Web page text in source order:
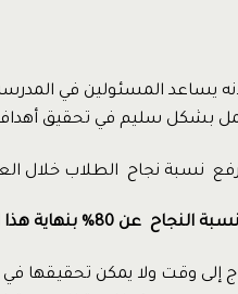
المسئولين في المدرسة
بشكل سليم في تحقيق
خلال العام 20% عن العام السابق الذي كان
80% بنهاية هذا العام.
إلى وقت ولا يمكن تحقيقها في